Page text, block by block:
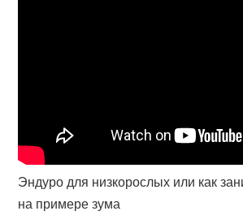
Эндуро для низкорослых или как
на примере зума